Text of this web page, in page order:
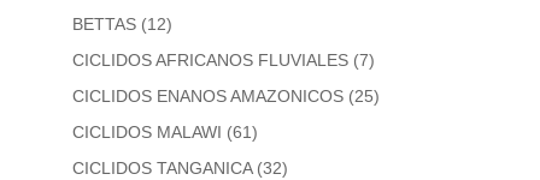
BETTAS (12)
CICLIDOS AFRICANOS FLUVIALES (7)
CICLIDOS ENANOS AMAZONICOS (25)
CICLIDOS MALAWI (61)
CICLIDOS TANGANICA (32)